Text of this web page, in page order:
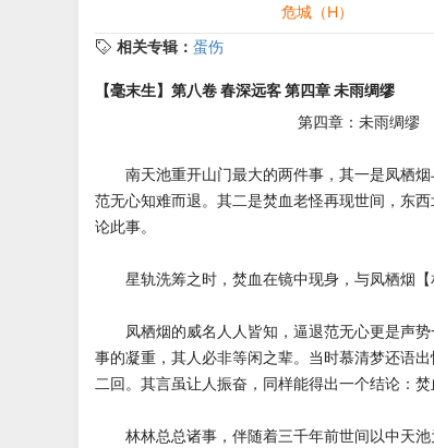
危城（H）
相关专辑： 蛋伤
【毫末生】第八卷 春深远客 第四章 未雨绸缪
第四章：未雨绸缪
南天池重开山门最大的两件事，其一是凤栖烟
范无心知难而退。其二是焚血老怪再现世间，东
论此事。
星轨洗筹之时，焚血在镜中现身，与凤栖烟【
凤栖烟的威名人人皆知，逼退范无心更是声势
事的凝重，其人必非等闲之辈。当时慕清梦还语
二回。其言虽让人振奋，同样能得出一个结论：焚
林林总总诸事，伴随着三千年前世间以中天池